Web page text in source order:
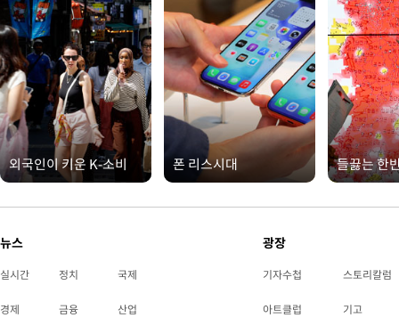
외국인이 키운 K-소비 폰 리스시대 들끓는 한
뉴스
실시간 정치 국제
경제 금융 산업
광장
기자수첩 스토리칼럼
아트클럽 기고